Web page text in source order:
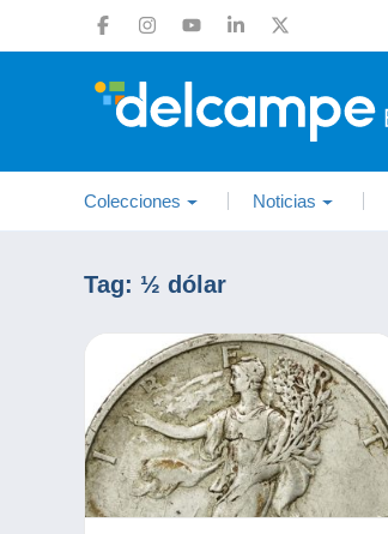
Colecciones Noticias
Tag: ½ dólar